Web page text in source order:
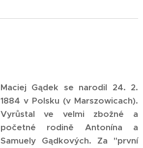
Maciej Gądek se narodil 24. 2.
1884 v Polsku (v Marszowicach).
Vyrůstal ve velmi zbožné a
početné rodině Antonína a
Samuely Gądkových. Za "první